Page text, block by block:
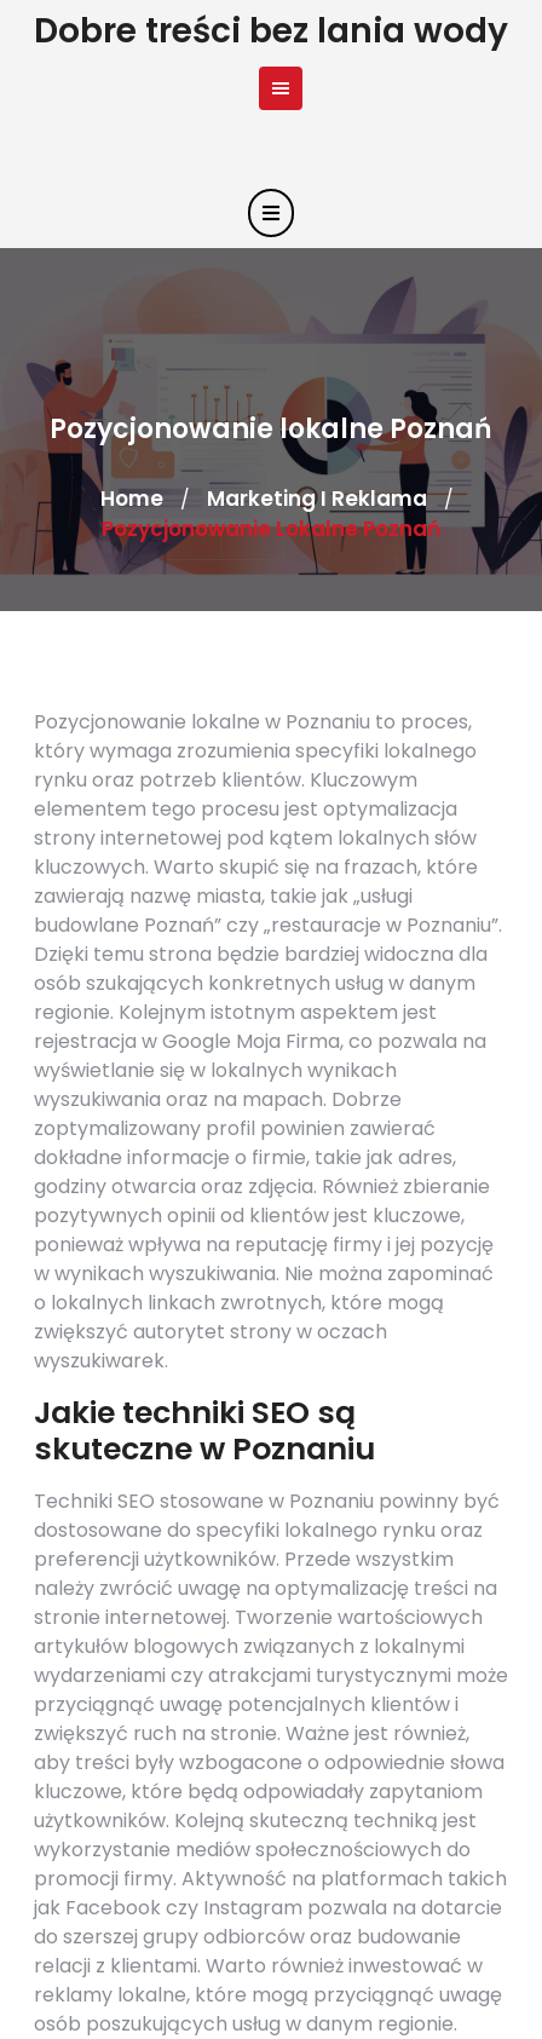
SkipDobre treści bez lania wody
Pozycjonowanie lokalne Poznań
Home / Marketing I Reklama /
Pozycjonowanie Lokalne Poznań
Pozycjonowanie lokalne w Poznaniu to proces,
który wymaga zrozumienia specyfiki lokalnego
rynku oraz potrzeb klientów. Kluczowym
elementem tego procesu jest optymalizacja
strony internetowej pod kątem lokalnych słów
kluczowych. Warto skupić się na frazach, które
zawierają nazwę miasta, takie jak „usługi
budowlane Poznań” czy „restauracje w Poznaniu”.
Dzięki temu strona będzie bardziej widoczna dla
osób szukających konkretnych usług w danym
regionie. Kolejnym istotnym aspektem jest
rejestracja w Google Moja Firma, co pozwala na
wyświetlanie się w lokalnych wynikach
wyszukiwania oraz na mapach. Dobrze
zoptymalizowany profil powinien zawierać
dokładne informacje o firmie, takie jak adres,
godziny otwarcia oraz zdjęcia. Również zbieranie
pozytywnych opinii od klientów jest kluczowe,
ponieważ wpływa na reputację firmy i jej pozycję
w wynikach wyszukiwania. Nie można zapominać
o lokalnych linkach zwrotnych, które mogą
zwiększyć autorytet strony w oczach
wyszukiwarek.
Jakie techniki SEO są
skuteczne w Poznaniu
Techniki SEO stosowane w Poznaniu powinny być
dostosowane do specyfiki lokalnego rynku oraz
preferencji użytkowników. Przede wszystkim
należy zwrócić uwagę na optymalizację treści na
stronie internetowej. Tworzenie wartościowych
artykułów blogowych związanych z lokalnymi
wydarzeniami czy atrakcjami turystycznymi może
przyciągnąć uwagę potencjalnych klientów i
zwiększyć ruch na stronie. Ważne jest również,
aby treści były wzbogacone o odpowiednie słowa
kluczowe, które będą odpowiadały zapytaniom
użytkowników. Kolejną skuteczną techniką jest
wykorzystanie mediów społecznościowych do
promocji firmy. Aktywność na platformach takich
jak Facebook czy Instagram pozwala na dotarcie
do szerszej grupy odbiorców oraz budowanie
relacji z klientami. Warto również inwestować w
reklamy lokalne, które mogą przyciągnąć uwagę
osób poszukujących usług w danym regionie.